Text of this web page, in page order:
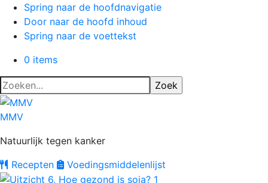
Spring naar de hoofdnavigatie
Door naar de hoofd inhoud
Spring naar de voettekst
0 items
Zoeken...
MMV
Natuurlijk tegen kanker
Recepten
Voedingsmiddelenlijst